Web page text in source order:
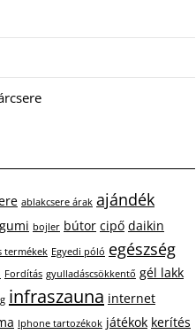
ablakcsere árak ajándék
bojler bútor cipő daikin
termékek Egyedi póló egészség
Fordítás gyulladáscsökkentő gél lakk
infraszauna internet
Iphone tartozékok játékok kerítés